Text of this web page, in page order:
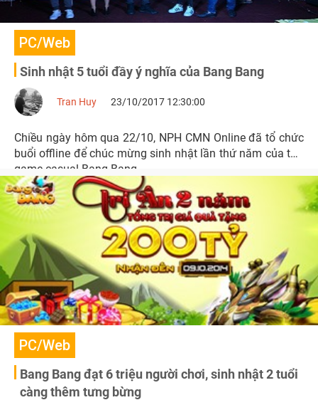
PC/Web
Sinh nhật 5 tuổi đầy ý nghĩa của Bang Bang
Tran Huy 23/10/2017 12:30:00
Chiều ngày hôm qua 22/10, NPH CMN Online đã tổ chức
buổi offline để chúc mừng sinh nhật lần thứ năm của tựa
game casual Bang Bang.
PC/Web
Bang Bang đạt 6 triệu người chơi, sinh nhật 2 tuổi
càng thêm tưng bừng